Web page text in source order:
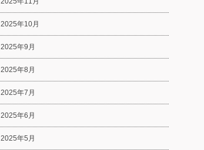
2025年10月
2025年9月
2025年8月
2025年7月
2025年6月
2025年5月